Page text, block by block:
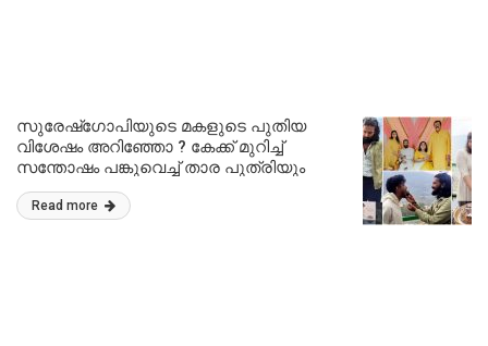
സുരേഷ്‌ഗോപിയുടെ മകളുടെ പുതിയ
വിശേഷം അറിഞ്ഞോ ? കേക്ക് മുറിച്ച്
സന്തോഷം പങ്കുവെച്ച് താര പുത്രിയും
പ്രിയതമനും | Bagya Suresh and husband
share new happiness
Read more